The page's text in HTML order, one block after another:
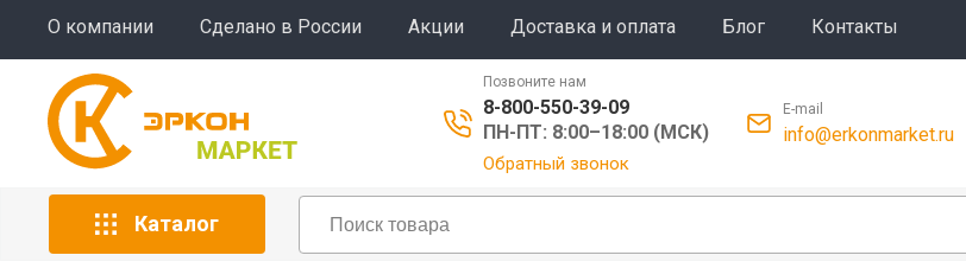
О компании Сделано в России Акции Доставка и оплата Блог Контакты
Позвоните нам
8-800-550-39-09
ПН-ПТ: 8:00–18:00 (МСК)
Обратный звонок
E-mail
info@erkonmarket.ru
Каталог